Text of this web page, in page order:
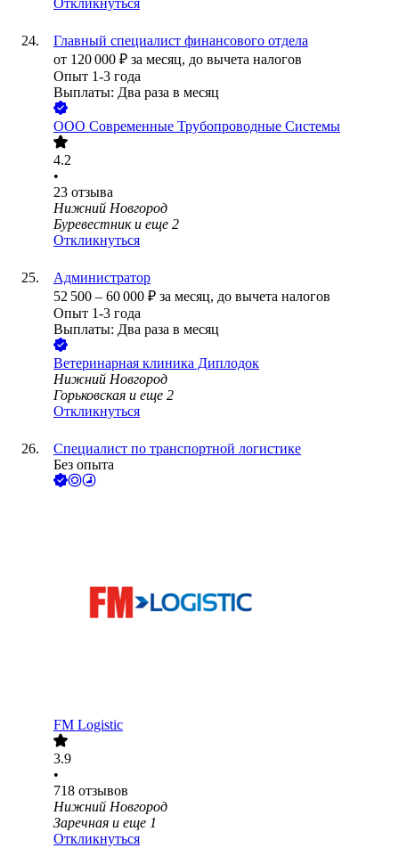
Откликнуться
Главный специалист финансового отдела
от 120 000 ₽ за месяц, до вычета налогов
Опыт 1-3 года
Выплаты: Два раза в месяц
ООО Современные Трубопроводные Системы
4.2
•
23 отзыва
Нижний Новгород
Буревестник и еще 2
Откликнуться
Администратор
52 500 – 60 000 ₽ за месяц, до вычета налогов
Опыт 1-3 года
Выплаты: Два раза в месяц
Ветеринарная клиника Диплодок
Нижний Новгород
Горьковская и еще 2
Откликнуться
Специалист по транспортной логистике
Без опыта
FM Logistic
3.9
•
718 отзывов
Нижний Новгород
Заречная и еще 1
Откликнуться